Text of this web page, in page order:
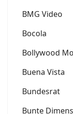
BMG Video
Bocola
Bollywood
Buena Vista
Bundesrat
Bunte